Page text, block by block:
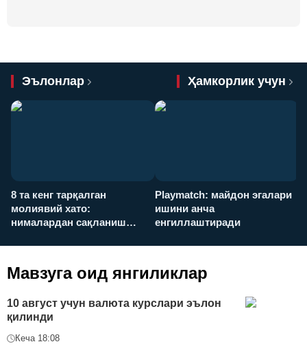
Эълонлар Ҳамкорлик учун
8 та кенг тарқалган
молиявий хато:
нималардан сақланиш
Playmatch: майдон эгалари
ишини анча
енгиллаштиради
Мавзуга оид янгиликлар
10 август учун валюта курслари эълон
қилинди
Кеча 18:08